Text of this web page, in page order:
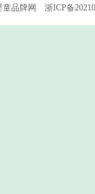
童品牌网浙ICP备